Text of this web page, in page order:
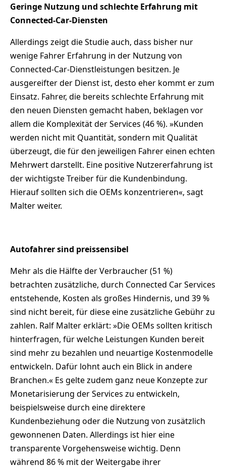
Geringe Nutzung und schlechte Erfahrung mit
Connected-Car-Diensten
Allerdings zeigt die Studie auch, dass bisher nur
wenige Fahrer Erfahrung in der Nutzung von
Connected-Car-Dienstleistungen besitzen. Je
ausgereifter der Dienst ist, desto eher kommt er zum
Einsatz. Fahrer, die bereits schlechte Erfahrung mit
den neuen Diensten gemacht haben, beklagen vor
allem die Komplexität der Services (46 %). »Kunden
werden nicht mit Quantität, sondern mit Qualität
überzeugt, die für den jeweiligen Fahrer einen echten
Mehrwert darstellt. Eine positive Nutzererfahrung ist
der wichtigste Treiber für die Kundenbindung.
Hierauf sollten sich die OEMs konzentrieren«, sagt
Malter weiter.
Autofahrer sind preissensibel
Mehr als die Hälfte der Verbraucher (51 %)
betrachten zusätzliche, durch Connected Car Services
entstehende, Kosten als großes Hindernis, und 39 %
sind nicht bereit, für diese eine zusätzliche Gebühr zu
zahlen. Ralf Malter erklärt: »Die OEMs sollten kritisch
hinterfragen, für welche Leistungen Kunden bereit
sind mehr zu bezahlen und neuartige Kostenmodelle
entwickeln. Dafür lohnt auch ein Blick in andere
Branchen.« Es gelte zudem ganz neue Konzepte zur
Monetarisierung der Services zu entwickeln,
beispielsweise durch eine direktere
Kundenbeziehung oder die Nutzung von zusätzlich
gewonnenen Daten. Allerdings ist hier eine
transparente Vorgehensweise wichtig. Denn
während 86 % mit der Weitergabe ihrer